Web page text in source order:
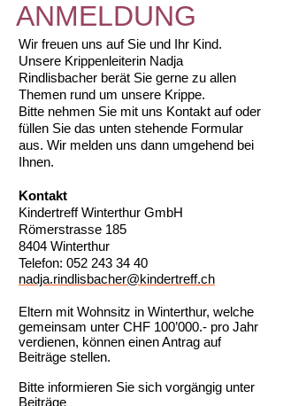
ANMELDUNG
Wir freuen uns auf Sie und Ihr Kind.
Unsere Krippenleiterin Nadja
Rindlisbacher berät Sie gerne zu allen
Themen rund um unsere Krippe.
Bitte nehmen Sie mit uns Kontakt auf oder
füllen Sie das unten stehende Formular
aus. Wir melden uns dann umgehend bei
Ihnen.
Kontakt
Kindertreff Winterthur GmbH
Römerstrasse 185
8404 Winterthur
Telefon: 052 243 34 40
nadja.rindlisbacher@kindertreff.ch
Eltern mit Wohnsitz in Winterthur, welche
gemeinsam unter CHF 100’000.- pro Jahr
verdienen, können einen Antrag auf
Beiträge stellen.
Bitte informieren Sie sich vorgängig unter
Beiträge